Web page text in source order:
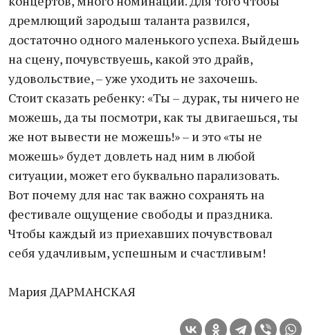
дремлющий зародыш таланта развился,
достаточно одного маленького успеха. Выйдешь
на сцену, почувствуешь, какой это драйв,
удовольствие, – уже уходить не захочешь.
Стоит сказать ребенку: «Ты – дурак, ты ничего не
можешь, да ты посмотри, как ты двигаешься, ты
же нот вывести не можешь!» – и это «ты не
можешь» будет довлеть над ним в любой
ситуации, может его буквально парализовать.
Вот почему для нас так важно сохранять на
фестивале ощущение свободы и праздника.
Чтобы каждый из приехавших почувствовал
себя удачливым, успешным и счастливым!
Мария ДАРМАНСКАЯ